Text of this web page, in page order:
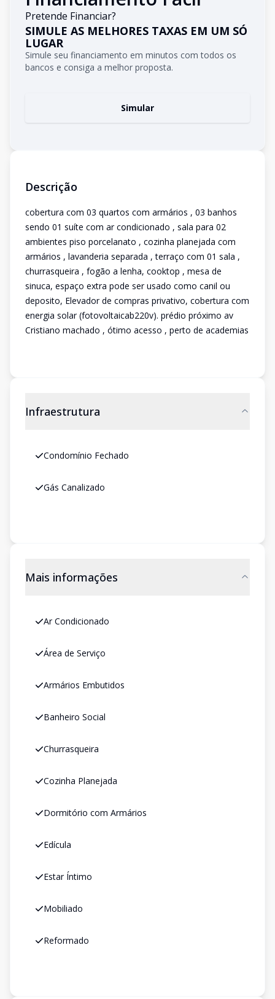
Pretende Financiar?
SIMULE AS MELHORES TAXAS EM UM SÓ
LUGAR
Simule seu financiamento em minutos com todos os
bancos e consiga a melhor proposta.
Simular
Descrição
cobertura com 03 quartos com armários , 03 banhos
sendo 01 suíte com ar condicionado , sala para 02
ambientes piso porcelanato , cozinha planejada com
armários , lavanderia separada , terraço com 01 sala ,
churrasqueira , fogão a lenha, cooktop , mesa de
sinuca, espaço extra pode ser usado como canil ou
deposito, Elevador de compras privativo, cobertura com
energia solar (fotovoltaicab220v). prédio próximo av
Cristiano machado , ótimo acesso , perto de academias
Infraestrutura
Condomínio Fechado
Gás Canalizado
Mais informações
Ar Condicionado
Área de Serviço
Armários Embutidos
Banheiro Social
Churrasqueira
Cozinha Planejada
Dormitório com Armários
Edícula
Estar Íntimo
Mobiliado
Reformado